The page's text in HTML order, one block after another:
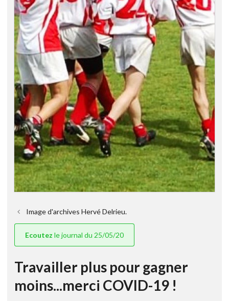
Image d'archives Hervé Delrieu.
Ecoutez le journal du 25/05/20
Travailler plus pour gagner
moins...merci COVID-19 !